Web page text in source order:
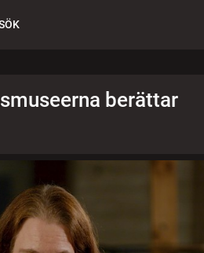
berättar